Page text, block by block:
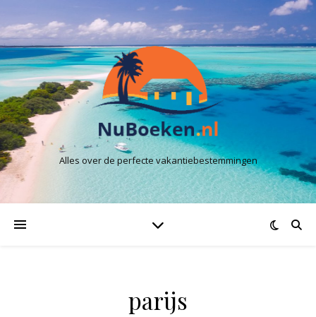
Alles over de perfecte vakantiebestemmingen
parijs